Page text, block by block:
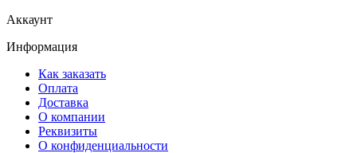
Аккаунт
Информация
Как заказать
Оплата
Доставка
О компании
Реквизиты
О конфиденциальности